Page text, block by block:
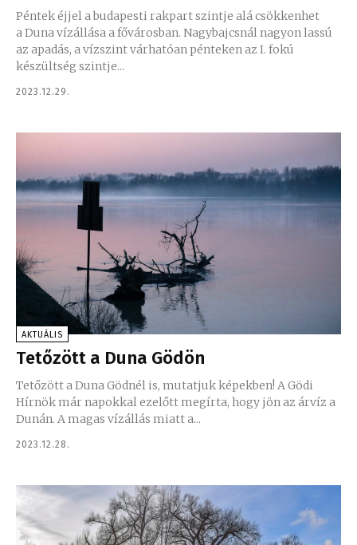
Péntek éjjel a budapesti rakpart szintje alá csökkenhet
a Duna vízállása a fővárosban. Nagybajcsnál nagyon lassú
az apadás, a vízszint várhatóan pénteken az I. fokú
készültség szintje...
2023.12.29.
AKTUÁLIS
Tetőzött a Duna Gödön
Tetőzött a Duna Gödnél is, mutatjuk képekben! A Gödi
Hírnök már napokkal ezelőtt megírta, hogy jön az árvíz a
Dunán. A magas vízállás miatt a...
2023.12.28.